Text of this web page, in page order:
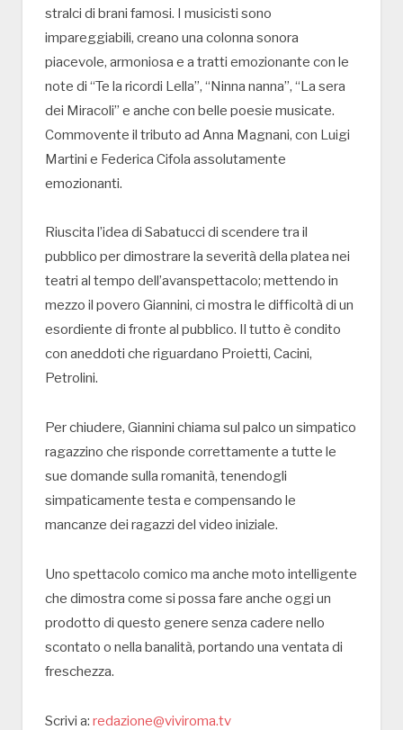
stralci di brani famosi. I musicisti sono
impareggiabili, creano una colonna sonora
piacevole, armoniosa e a tratti emozionante con le
note di “Te la ricordi Lella”, “Ninna nanna”, “La sera
dei Miracoli” e anche con belle poesie musicate.
Commovente il tributo ad Anna Magnani, con Luigi
Martini e Federica Cifola assolutamente
emozionanti.
Riuscita l’idea di Sabatucci di scendere tra il
pubblico per dimostrare la severità della platea nei
teatri al tempo dell’avanspettacolo; mettendo in
mezzo il povero Giannini, ci mostra le difficoltà di un
esordiente di fronte al pubblico. Il tutto è condito
con aneddoti che riguardano Proietti, Cacini,
Petrolini.
Per chiudere, Giannini chiama sul palco un simpatico
ragazzino che risponde correttamente a tutte le
sue domande sulla romanità, tenendogli
simpaticamente testa e compensando le
mancanze dei ragazzi del video iniziale.
Uno spettacolo comico ma anche moto intelligente
che dimostra come si possa fare anche oggi un
prodotto di questo genere senza cadere nello
scontato o nella banalità, portando una ventata di
freschezza.
Scrivi a: redazione@viviroma.tv